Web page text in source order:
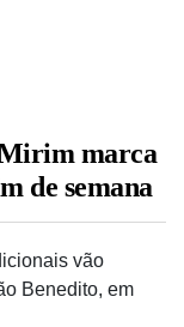
Mirim marca
de semana
vão
Benedito, em